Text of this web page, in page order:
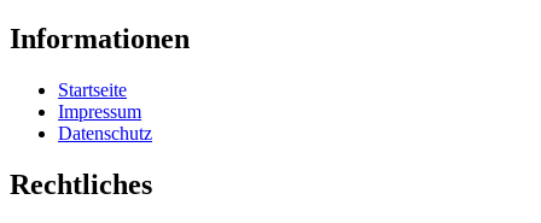
Informationen
Startseite
Impressum
Datenschutz
Rechtliches